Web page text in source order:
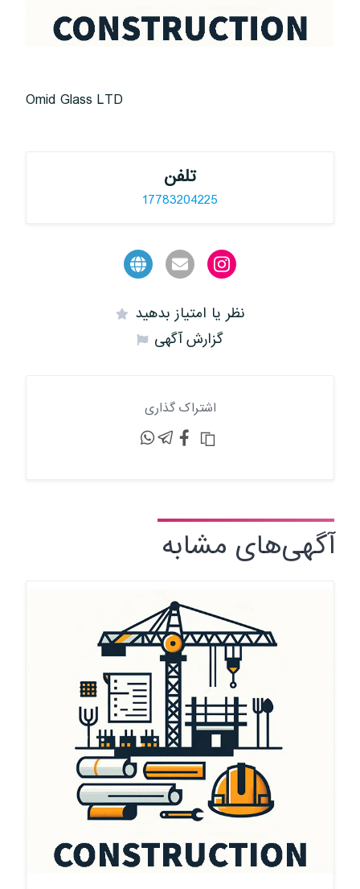
Omid Glass LTD
تلفن
17783204225
نظر یا امتیاز بدهید
گزارش آگهی
اشتراک گذاری
آگهی‌های مشابه